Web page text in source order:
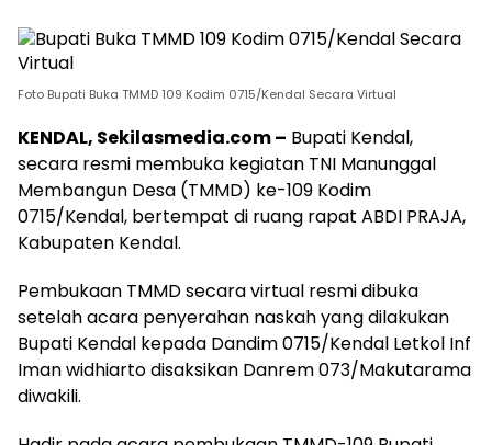
Foto Bupati Buka TMMD 109 Kodim 0715/Kendal Secara Virtual
KENDAL, Sekilasmedia.com – Bupati Kendal,
secara resmi membuka kegiatan TNI Manunggal
Membangun Desa (TMMD) ke-109 Kodim
0715/Kendal, bertempat di ruang rapat ABDI PRAJA,
Kabupaten Kendal.
Pembukaan TMMD secara virtual resmi dibuka
setelah acara penyerahan naskah yang dilakukan
Bupati Kendal kepada Dandim 0715/Kendal Letkol Inf
Iman widhiarto disaksikan Danrem 073/Makutarama
diwakili.